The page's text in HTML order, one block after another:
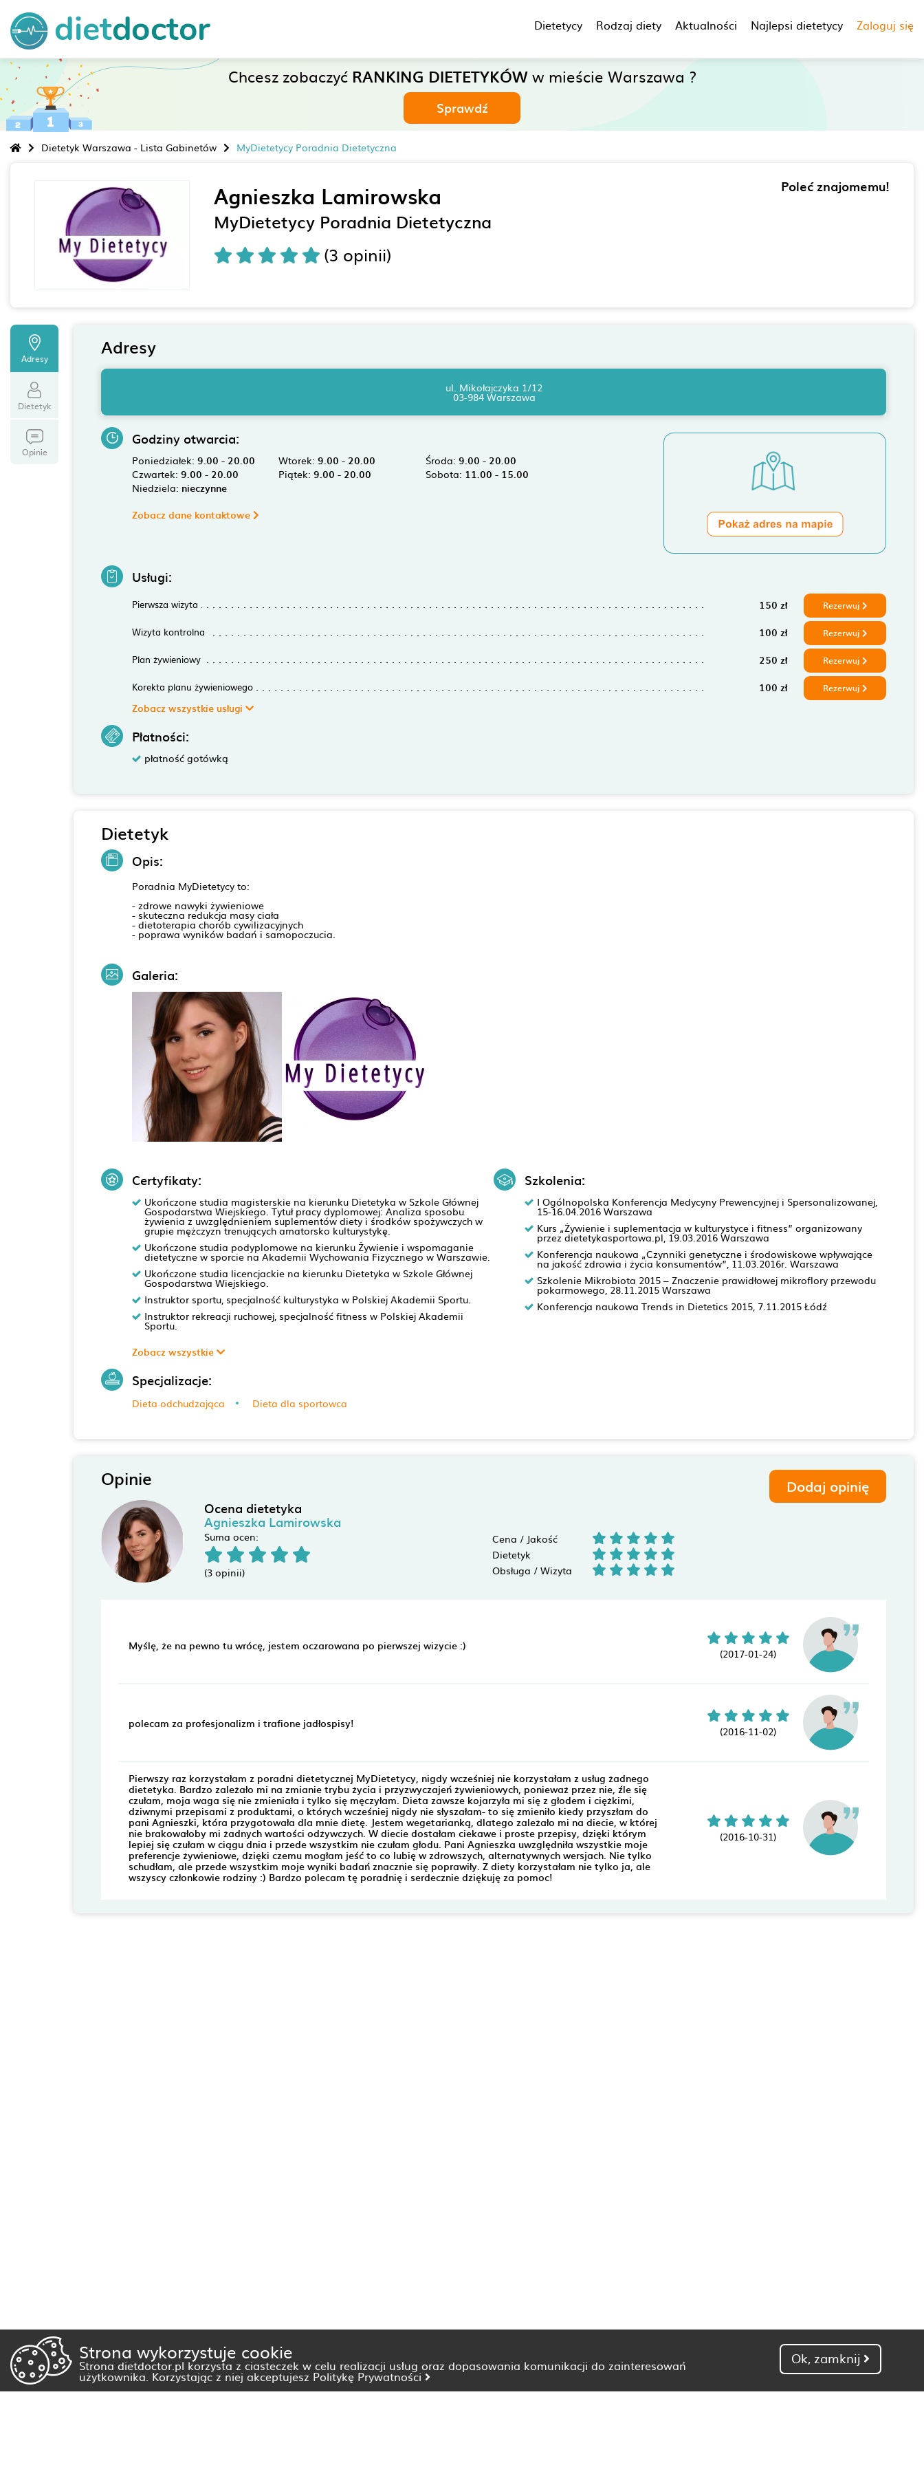
Strona wykorzystuje cookie
Strona dietdoctor.pl korzysta z ciasteczek w celu realizacji usług oraz dopasowania komunikacji do zainteresowań
użytkownika. Korzystając z niej akceptujesz Politykę Prywatności
Ok, zamknij
Dietetycy Rodzaj diety Aktualności Najlepsi dietetycy Zaloguj się
Chcesz zobaczyć RANKING DIETETYKÓWw mieście Warszawa ?
Sprawdź
Dietetyk Warszawa - Lista Gabinetów MyDietetycy Poradnia Dietetyczna
Agnieszka Lamirowska
MyDietetycy Poradnia Dietetyczna
(3 opinii)
Poleć znajomemu!
Adresy
Dietetyk
Opinie
Adresy
ul. Mikołajczyka 1/12
03-984 Warszawa
Godziny otwarcia:
Poniedziałek: 9.00 - 20.00 Wtorek:9.00 - 20.00 Środa: 9.00 - 20.00
Czwartek: 9.00 - 20.00 Piątek:9.00 - 20.00 Sobota: 11.00 - 15.00
Niedziela: nieczynne
Zobacz dane kontaktowe
Usługi:
Pierwsza wizyta 150 zł Rezerwuj
Wizyta kontrolna 100 zł Rezerwuj
Plan żywieniowy 250 zł Rezerwuj
Korekta planu żywieniowego 100 zł Rezerwuj
Zobacz wszystkie usługi
Płatności:
płatność gotówką
Dietetyk
Opis:
Poradnia MyDietetycy to:
- zdrowe nawyki żywieniowe
- skuteczna redukcja masy ciała
- dietoterapia chorób cywilizacyjnych
- poprawa wyników badań i samopoczucia.
Galeria:
Certyfikaty:
Ukończone studia magisterskie na kierunku Dietetyka w Szkole Głównej
Gospodarstwa Wiejskiego. Tytuł pracy dyplomowej: Analiza sposobu
żywienia z uwzględnieniem suplementów diety i środków spożywczych w
grupie mężczyzn trenujących amatorsko kulturystykę.
Ukończone studia podyplomowe na kierunku Żywienie i wspomaganie
dietetyczne w sporcie na Akademii Wychowania Fizycznego w Warszawie.
Ukończone studia licencjackie na kierunku Dietetyka w Szkole Głównej
Gospodarstwa Wiejskiego.
Instruktor sportu, specjalność kulturystyka w Polskiej Akademii Sportu.
Instruktor rekreacji ruchowej, specjalność fitness w Polskiej Akademii
Sportu.
Szkolenia:
I Ogólnopolska Konferencja Medycyny Prewencyjnej i Spersonalizowanej,
15-16.04.2016 Warszawa
Kurs „Żywienie i suplementacja w kulturystyce i fitness” organizowany
przez dietetykasportowa.pl, 19.03.2016 Warszawa
Konferencja naukowa „Czynniki genetyczne i środowiskowe wpływające
na jakość zdrowia i życia konsumentów”, 11.03.2016r. Warszawa
Szkolenie Mikrobiota 2015 – Znaczenie prawidłowej mikroflory przewodu
pokarmowego, 28.11.2015 Warszawa
Konferencja naukowa Trends in Dietetics 2015, 7.11.2015 Łódź
Zobacz wszystkie
Specjalizacje:
Dieta odchudzająca Dieta dla sportowca
Opinie Dodaj opinię
Ocena dietetyka
Agnieszka Lamirowska
Suma ocen:
(3 opinii)
Cena / Jakość
Dietetyk
Obsługa / Wizyta
Myślę, że na pewno tu wrócę, jestem oczarowana po pierwszej wizycie :)
(2017-01-24)
polecam za profesjonalizm i trafione jadłospisy!
(2016-11-02)
Pierwszy raz korzystałam z poradni dietetycznej MyDietetycy, nigdy wcześniej nie korzystałam z usług żadnego
dietetyka. Bardzo zależało mi na zmianie trybu życia i przyzwyczajeń żywieniowych, ponieważ przez nie, źle się
czułam, moja waga się nie zmieniała i tylko się męczyłam. Dieta zawsze kojarzyła mi się z głodem i ciężkimi,
dziwnymi przepisami z produktami, o których wcześniej nigdy nie słyszałam- to się zmieniło kiedy przyszłam do
pani Agnieszki, która przygotowała dla mnie dietę. Jestem wegetarianką, dlatego zależało mi na diecie, w której
nie brakowałoby mi żadnych wartości odżywczych. W diecie dostałam ciekawe i proste przepisy, dzięki którym
lepiej się czułam w ciągu dnia i przede wszystkim nie czułam głodu. Pani Agnieszka uwzględniła wszystkie moje
preferencje żywieniowe, dzięki czemu mogłam jeść to co lubię w zdrowszych, alternatywnych wersjach. Nie tylko
schudłam, ale przede wszystkim moje wyniki badań znacznie się poprawiły. Z diety korzystałam nie tylko ja, ale
wszyscy członkowie rodziny :) Bardzo polecam tę poradnię i serdecznie dziękuję za pomoc!
(2016-10-31)